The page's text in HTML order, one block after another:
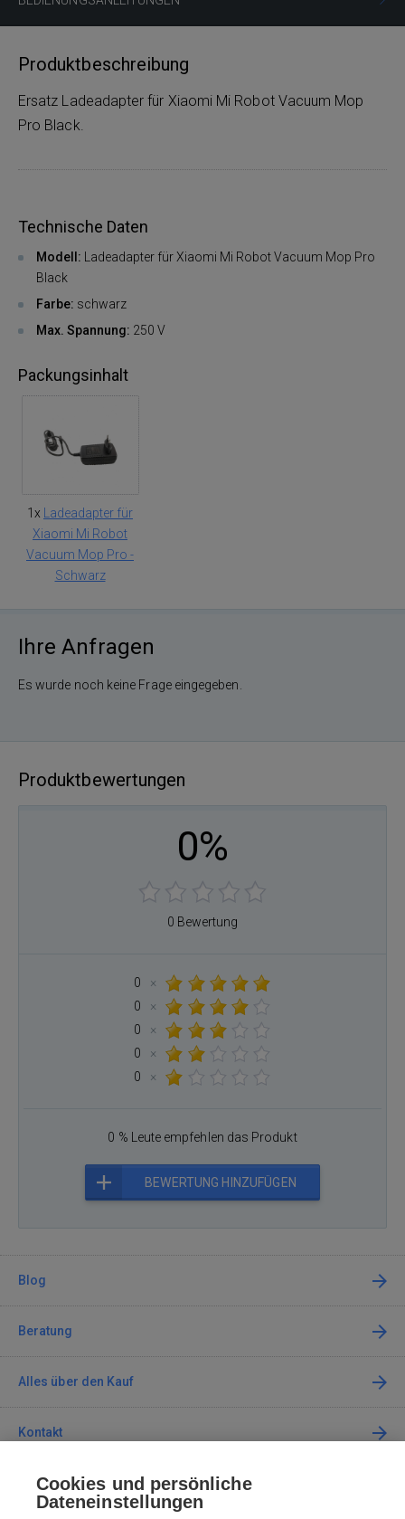
Produktbeschreibung
Ersatz Ladeadapter für Xiaomi Mi Robot Vacuum Mop
Pro Black.
Technische Daten
Modell: Ladeadapter für Xiaomi Mi Robot Vacuum Mop Pro
Black
Farbe: schwarz
Max. Spannung: 250 V
Packungsinhalt
1x
Ladeadapter für
Xiaomi Mi Robot
Vacuum Mop Pro -
Schwarz
Ihre Anfragen
Es wurde noch keine Frage eingegeben.
Produktbewertungen
0%
0 Bewertung
0
×
0
×
0
×
0
×
0
×
0 % Leute empfehlen das Produkt
BEWERTUNG HINZUFÜGEN
Blog
Beratung
Alles über den Kauf
Kontakt
Kontaktieren Sie uns
Cookies und persönliche
Dateneinstellungen